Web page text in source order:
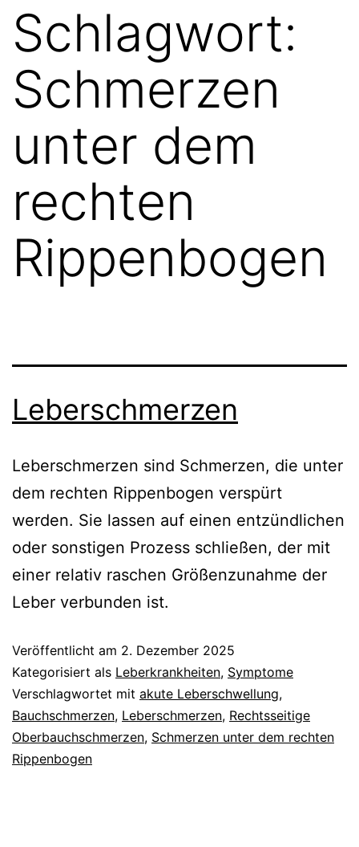
Schlagwort:
Schmerzen
unter dem
rechten
Rippenbogen
Leberschmerzen
Leberschmerzen sind Schmerzen, die unter
dem rechten Rippenbogen verspürt
werden. Sie lassen auf einen entzündlichen
oder sonstigen Prozess schließen, der mit
einer relativ raschen Größenzunahme der
Leber verbunden ist.
Veröffentlicht am 2. Dezember 2025
Kategorisiert als Leberkrankheiten, Symptome
Verschlagwortet mit akute Leberschwellung,
Bauchschmerzen, Leberschmerzen, Rechtsseitige
Oberbauchschmerzen, Schmerzen unter dem rechten
Rippenbogen